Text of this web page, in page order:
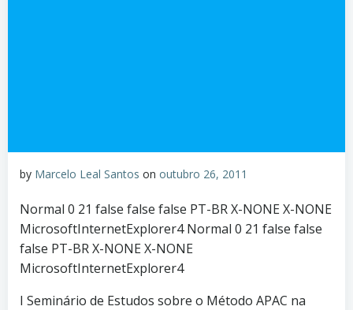
by Marcelo Leal Santos on outubro 26, 2011
Normal 0 21 false false false PT-BR X-NONE X-NONE
MicrosoftInternetExplorer4 Normal 0 21 false false
false PT-BR X-NONE X-NONE
MicrosoftInternetExplorer4
I Seminário de Estudos sobre o Método APAC na